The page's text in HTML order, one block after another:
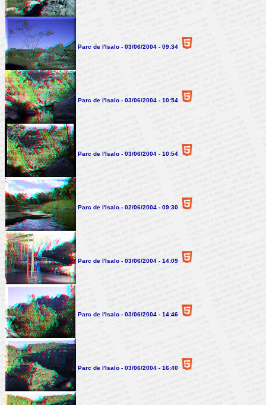
Parc de l'Isalo - 03/06/2004 - 09:34
Parc de l'Isalo - 03/06/2004 - 10:54
Parc de l'Isalo - 03/06/2004 - 10:54
Parc de l'Isalo - 02/06/2004 - 09:30
Parc de l'Isalo - 03/06/2004 - 14:09
Parc de l'Isalo - 03/06/2004 - 14:46
Parc de l'Isalo - 03/06/2004 - 16:40